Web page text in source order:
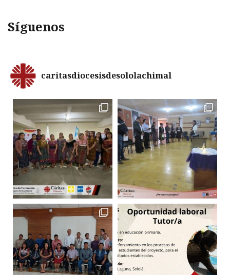
Síguenos
caritasdiocesisdesololachimal